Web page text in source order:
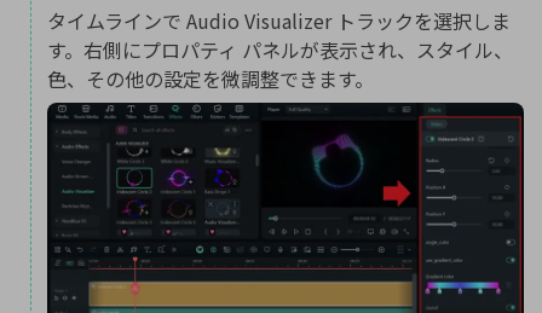
タイムラインで Audio Visualizer トラックを選択しま
す。右側にプロパティ パネルが表示され、スタイル、
色、その他の設定を微調整できます。